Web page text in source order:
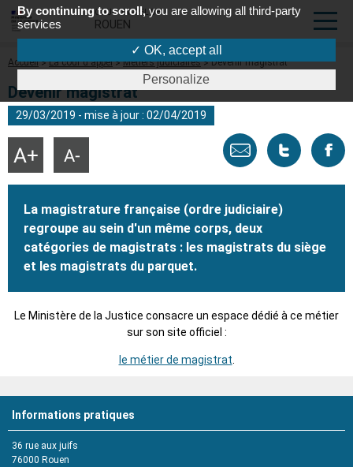
COUR D'APPEL DE
ROUEN
Fil
Accueil La cour d'appel Métiers judiciaires Devenir magistrat
Devenir magistrat
29/03/2019 - mise à jour : 02/04/2019
Envoyer
email
Tweeter
Agrandir Réduire
La magistrature française (ordre judiciaire)
regroupe au sein d'un même corps, deux
catégories de magistrats : les magistrats du siège
et les magistrats du parquet.
Le Ministère de la Justice consacre un espace dédié à ce métier
sur son site officiel :
le métier de magistrat.
Informations pratiques
36 rue aux juifs
76000 Rouen
By continuing to scroll, you are allowing all third-party
services
✓ OK, accept all
Personalize